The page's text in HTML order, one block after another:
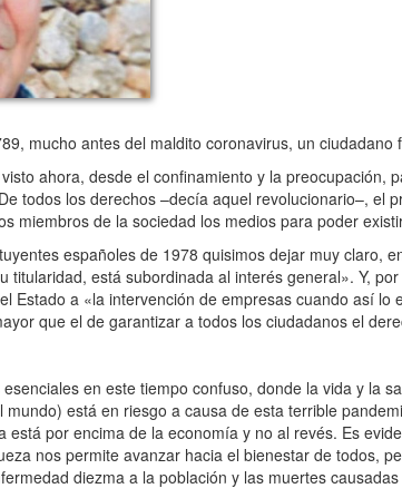
mucho antes del maldito coronavirus, un
ahora, desde el confinamiento y la preocupación,
todos los derechos –decía aquel revolucionario–, el
miembros de la sociedad los medios para poder
españoles de 1978 quisimos dejar muy claro,
titularidad, está subordinada al interés general». Y,
Estado a «la intervención de empresas cuando así
que el de garantizar a todos los ciudadanos el
en este tiempo confuso, donde la vida y la
está en riesgo a causa de esta terrible
está por encima de la economía y no al revés. Es
nos permite avanzar hacia el bienestar de todos,
diezma a la población y las muertes